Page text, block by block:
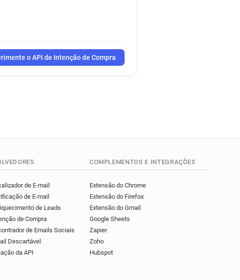
o API de Intenção de Compra
de E-mail
de E-mail
de Leads
de Compra
de Emails Sociais
Descartável
da API
COMPLEMENTOS E INTEGRAÇÕES
Extensão do Chrome
Extensão do Firefox
Extensão do Gmail
Google Sheets
Zapier
Zoho
Hubspot